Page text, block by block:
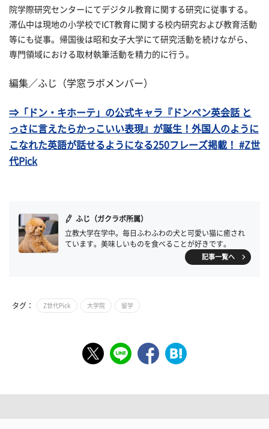
院学際研究センターにてデジタル教育に関する研究に従事する。
滞仏中は現地の小学校でICT教育に関する校内研究および教育活動
等にも従事。帰国後は昭和女子大学にて研究活動を続けながら、
専門領域における取材執筆活動を精力的に行う。
編集／ふじ（学窓ラボメンバー）
⇒「ドン・キホーテ」の公式キャラ『ドンペン英会話 と
っさに言えたらかっこいい表現』が誕生！外国人のように
こなれた英語が話せるようになる250フレーズ掲載！ #Z世
代Pick
ふじ（ガクラボ所属）
立教大学在学中。毎日ふわふわの犬と可愛い猫に癒され
ています。美味しいものを食べることが好きです。
記事一覧へ
タグ： Z世代Pick 大学院 留学